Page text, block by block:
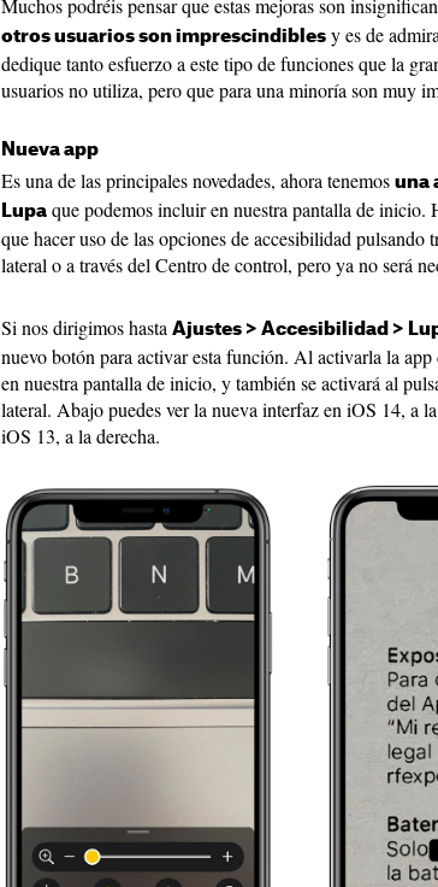
Muchos podréis pensar que estas mejoras son
otros usuarios son imprescindibles y es de
dedique tanto esfuerzo a este tipo de funciones que la
usuarios no utiliza, pero que para una minoría son muy
Nueva app
Es una de las principales novedades, ahora tenemos una
Lupa que podemos incluir en nuestra pantalla de inicio.
que hacer uso de las opciones de accesibilidad pulsando
lateral o a través del Centro de control, pero ya no será
Si nos dirigimos hasta Ajustes > Accesibilidad >
nuevo botón para activar esta función. Al activarla la app
en nuestra pantalla de inicio, y también se activará al
lateral. Abajo puedes ver la nueva interfaz en iOS 14, a
iOS 13, a la derecha.